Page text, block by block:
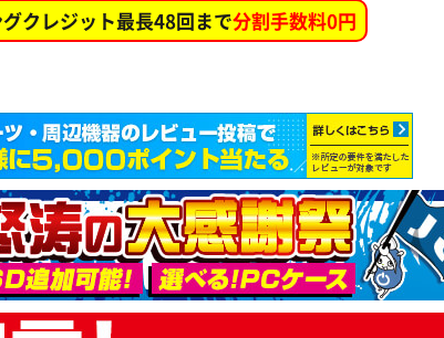
クレジット最長48回まで分割手数料0円